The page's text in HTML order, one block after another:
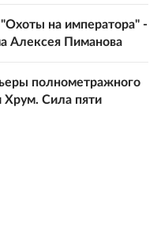
на императора" -
Алексея Пиманова
полнометражного
Хрум. Сила пяти